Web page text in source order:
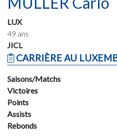
LUX
49 ans
JICL
CARRIÈRE AU
Saisons/Matchs
Victoires
Points
Assists
Rebonds